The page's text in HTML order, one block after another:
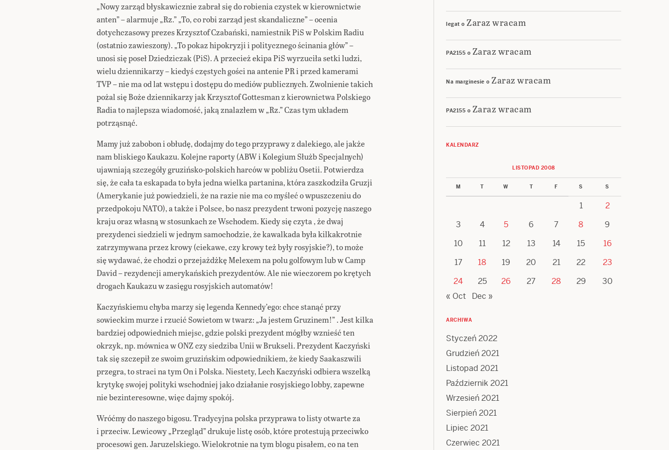
„Nowy zarząd błyskawicznie zabrał się do robienia czystek w kierownictwie
anten” – alarmuje „Rz.” „To, co robi zarząd jest skandaliczne” – ocenia
dotychczasowy prezes Krzysztof Czabański, namiestnik PiS w Polskim Radiu
(ostatnio zawieszony). „To pokaz hipokryzji i politycznego ścinania głów” –
unosi się poseł Dziedziczak (PiS). A przecież ekipa PiS wyrzuciła setki ludzi,
wielu dziennikarzy – kiedyś częstych gości na antenie PR i przed kamerami
TVP – nie ma od lat wstępu i dostępu do mediów publicznych. Zwolnienie takich
pożal się Boże dziennikarzy jak Krzysztof Gottesman z kierownictwa Polskiego
Radia to najlepsza wiadomość, jaką znalazłem w „Rz.” Czas tym układem
potrząsnąć.
Mamy już zabobon i obłudę, dodajmy do tego przyprawy z dalekiego, ale jakże
nam bliskiego Kaukazu. Kolejne raporty (ABW i Kolegium Służb Specjalnych)
ujawniają szczegóły gruzińsko-polskich harców w pobliżu Osetii. Potwierdza
się, że cała ta eskapada to była jedna wielka partanina, która zaszkodziła Gruzji
(Amerykanie już powiedzieli, że na razie nie ma co myśleć o wpuszczeniu do
przedpokoju NATO), a także i Polsce, bo nasz prezydent trwoni pozycję naszego
kraju oraz własną w stosunkach ze Wschodem. Kiedy się czyta , że dwaj
prezydenci siedzieli w jednym samochodzie, że kawalkada była kilkakrotnie
zatrzymywana przez krowy (ciekawe, czy krowy też były rosyjskie?), to może
się wydawać, że chodzi o przejażdżkę Melexem na polu golfowym lub w Camp
David – rezydencji amerykańskich prezydentów. Ale nie wieczorem po krętych
drogach Kaukazu w zasięgu rosyjskich automatów!
Kaczyńskiemu chyba marzy się legenda Kennedy’ego: chce stanąć przy
sowieckim murze i rzucić Sowietom w twarz: „Ja jestem Gruzinem!” . Jest kilka
bardziej odpowiednich miejsc, gdzie polski prezydent mógłby wznieść ten
okrzyk, np. mównica w ONZ czy siedziba Unii w Brukseli. Prezydent Kaczyński
tak się szczepił ze swoim gruzińskim odpowiednikiem, że kiedy Saakaszwili
przegra, to straci na tym On i Polska. Niestety, Lech Kaczyński odbiera wszelką
krytykę swojej polityki wschodniej jako działanie rosyjskiego lobby, zapewne
nie bezinteresowne, więc dajmy spokój.
Wróćmy do naszego bigosu. Tradycyjna polska przyprawa to listy otwarte za
i przeciw. Lewicowy „Przegląd” drukuje listę osób, które protestują przeciwko
procesowi gen. Jaruzelskiego. Wielokrotnie na tym blogu pisałem, co na ten
legat o Zaraz wracam
PA2155 o Zaraz wracam
Na marginesie o Zaraz wracam
PA2155 o Zaraz wracam
KALENDARZ
LISTOPAD 2008
M T W T F S S
1
2
3
4 5 6 7 8
9
10
11 12 13 14 15
16
17
18 19 20 21 22
23
24
25 26 27 28 29
30
« Oct
Dec »
ARCHIWA
Styczeń 2022
Grudzień 2021
Listopad 2021
Październik 2021
Wrzesień 2021
Sierpień 2021
Lipiec 2021
Czerwiec 2021